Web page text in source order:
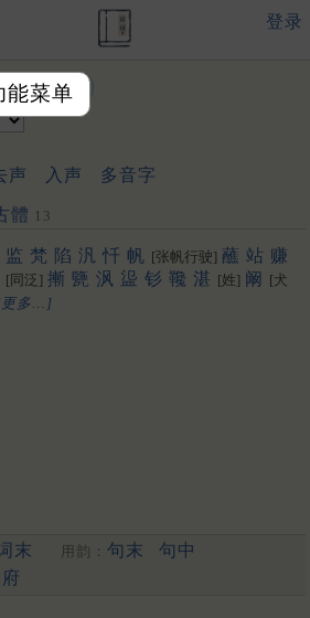
能菜单
登录
声 入声 多音字
體 13
监 梵 陷 汎 忏 帆 [张帆行驶] 蘸 站 赚
[同泛] 摲 㽉 沨 䀀 钐 䪌 湛 [姓] 阚
[犬
多…]
末 用韵： 句末 句中